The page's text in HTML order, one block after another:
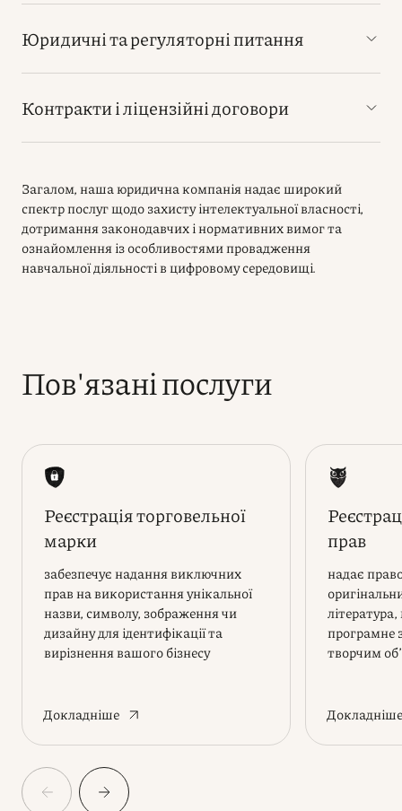
Юридичні та регуляторні питання
Контракти і ліцензійні договори
Загалом, наша юридична компанія надає широкий
спектр послуг щодо захисту інтелектуальної власності,
дотримання законодавчих і нормативних вимог та
ознайомлення із особливостями провадження
навчальної діяльності в цифровому середовищі.
Пов'язані послуги
Реєстрація торговельної
марки
забезпечує надання виключних
прав на використання унікальної
назви, символу, зображення чи
дизайну для ідентифікації та
вирізнення вашого бізнесу
Докладніше
прав
надає
програмне
творчим
Докладніше